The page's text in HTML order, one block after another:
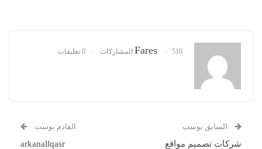
Fares 510 المشاركات 0 تعليقات
السابق بوست
شركات تصميم مواقع
القادم بوست
arkanallqasr